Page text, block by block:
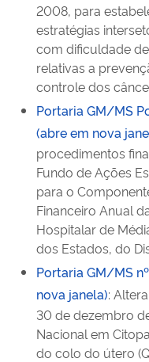
2008, para
estratégias
com dificuldade
relativas a
controle dos
Portaria GM/MS
(abre em nova
procedimentos
Fundo de Ações
para o
Financeiro Anual
Hospitalar de
dos Estados, do
Portaria GM/MS
nova janela):
30 de dezembro
Nacional em
do colo do útero